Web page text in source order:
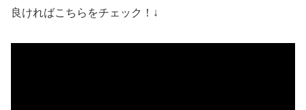
良ければこちらをチェック！↓